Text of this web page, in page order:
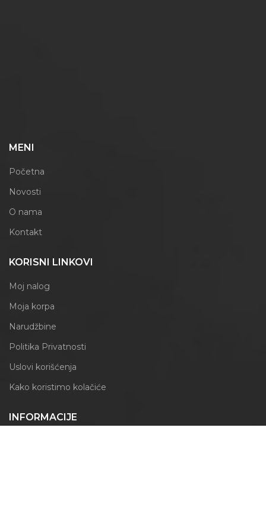
MENI
Početna
Novosti
O nama
Kontakt
KORISNI LINKOVI
Moj nalog
Moja korpa
Narudžbine
Politika Privatnosti
Uslovi korišćenja
Kako koristimo kolačiće
INFORMACIJE